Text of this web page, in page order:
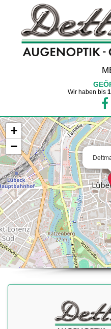
Wir haben bis
+
−